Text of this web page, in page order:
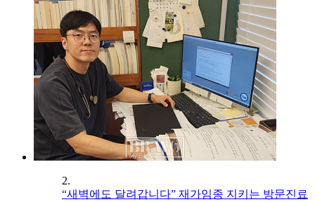
2.
“새벽에도 달려갑니다” 재가임종 지키는 방문진료